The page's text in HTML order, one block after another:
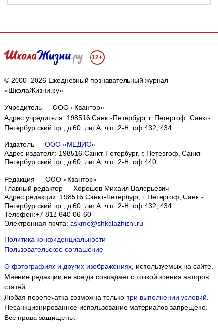
12+
© 2000–2026 Ежедневный познавательный журнал
«ШколаЖизни.ру»
Учредитель — ООО «Квантор»
Адрес учредителя: 198516 Санкт-Петербург, г. Петергоф, Санкт-
Петербургский пр., д.60, лит.А, ч.п. 2-Н, оф.432, 434
Издатель — ООО «МЕДИО»
Адрес издателя: 198516 Санкт-Петербург, г. Петергоф, Санкт-
Петербургский пр., д.60, лит.А, ч.п. 2-Н, оф.440
Редакция — ООО «Квантор»
Главный редактор — Хорошев Михаил Валерьевич
Адрес редакции: 198516 Санкт-Петербург, г. Петергоф Санкт-
Петербургский пр., д.60, лит.А, ч.п. 2-Н, оф.432, 434
Телефон:+7 812 640-06-60
Электронная почта: askme@shkolazhizni.ru
Политика конфиденциальности
Пользовательское соглашение
О фотографиях и других изображениях, используемых на сайте.
Мнение редакции не всегда совпадает с точкой зрения авторов
статей.
Любая перепечатка возможна только при выполнении условий
Несанкционированное использование материалов запрещено.
Все права защищены.